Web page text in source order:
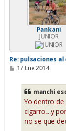
Pankani
JUNIOR
Re: pulsaciones
M17 Ene 2014
manchi
Yo dentro
cigarro....y
no se que